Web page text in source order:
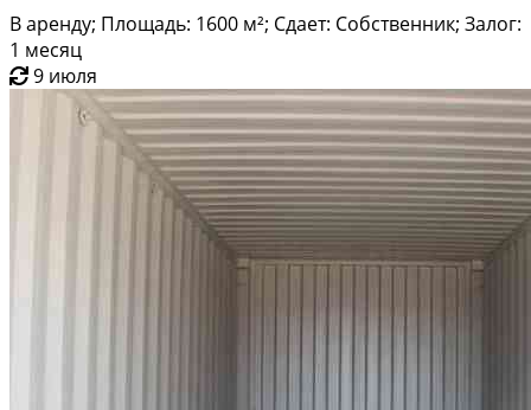
В аренду; Площадь: 1600 м²; Сдает: Собственник; Залог:
1 месяц
9 июля